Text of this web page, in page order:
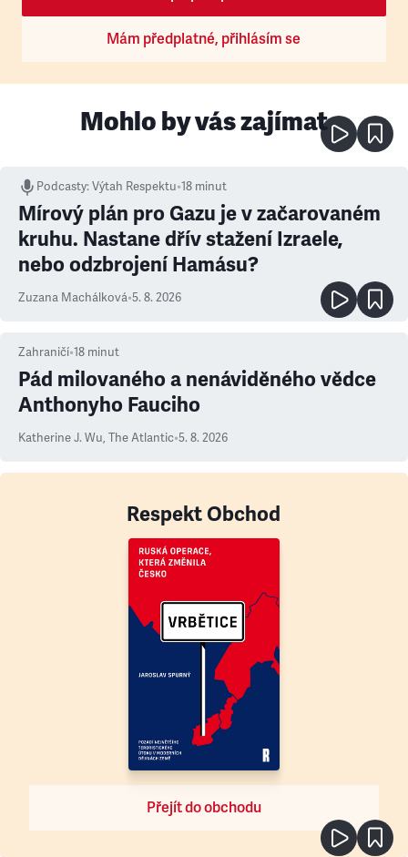
Mám předplatné, přihlásím se
Mohlo by vás zajímat
Podcasty:Výtah Respektu•18 minut
Mírový plán pro Gazu je v začarovaném
kruhu. Nastane dřív stažení Izraele,
nebo odzbrojení Hamásu?
Zuzana Machálková•5. 8. 2026
Zahraničí•18 minut
Pád milovaného a nenáviděného vědce
Anthonyho Fauciho
Katherine J. Wu, The Atlantic•5. 8. 2026
Respekt Obchod
Přejít do obchodu